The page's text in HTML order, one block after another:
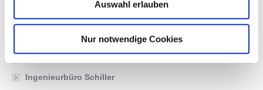
Auswahl erlauben
Nur notwendige Cookies
Gesellschaft für Sicherheits- und Umwelttechniken mbH
Architekten Meier-Werner
Ingenieurbüro Schiller